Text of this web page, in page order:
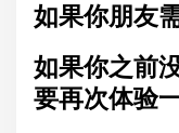
如果你朋友
如果你之前
要再次体验